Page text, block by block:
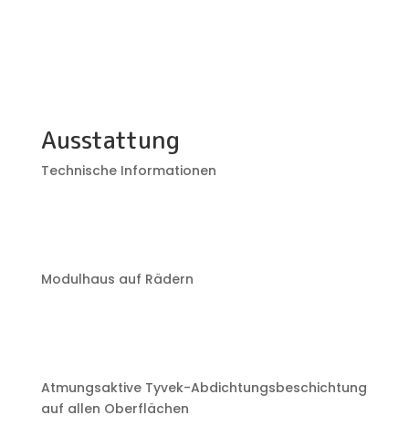
Ausstattung
Technische Informationen
Modulhaus auf Rädern
Atmungsaktive Tyvek-Abdichtungsbeschichtung
auf allen Oberflächen